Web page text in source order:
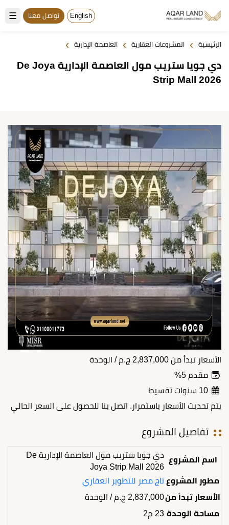
☰ English تواصل معنا
الرئيسية › المشروعات العقارية › العاصمة الإدارية ›
دي جويا ستريب مول العاصمة الإدارية De Joya
Strip Mall 2026
الأسعار تبدأ من 2,837,000 ج.م / الوحدة
مقدم 5%
10 سنوات تقسيط
يتم تحديث الأسعار باستمرار. اتصل بنا للحصول على السعر الحالي
تفاصيل المشروع
اسم المشروع
دي جويا ستريب مول العاصمة الإدارية De
Joya Strip Mall 2026
مطور المشروع تاج مصر للتطوير العقاري
الأسعار تبدأ من2,837,000 ج.م / الوحدة
مساحة الوحدة 23 م2